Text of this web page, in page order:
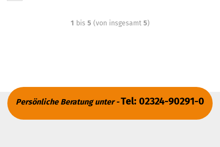
1 bis 5 (von insgesamt 5)
Persönliche Beratung unter -Tel: 02324-90291-0